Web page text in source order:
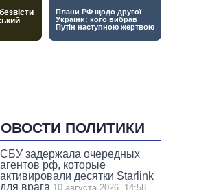
ПОЛИТИКИ
СБУ задержала очередных
агентов рф, которые
активировали десятки Starlink
для врага 10 августа 2026, 14:58